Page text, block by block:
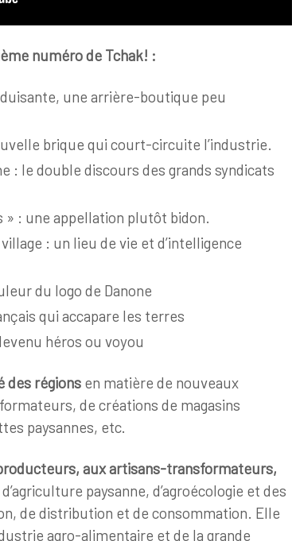
numéro de Tchak! :
une arrière-boutique peu
brique qui court-circuite l’industrie.
: le double discours des grands syndicats
» : une appellation plutôt bidon.
: un lieu de vie et d’intelligence
du logo de Danone
qui accapare les terres
héros ou voyou
des régions en matière de nouveaux
de créations de magasins
paysannes, etc.
aux artisans-transformateurs,
paysanne, d’agroécologie et des
de distribution et de consommation. Elle
agro-alimentaire et de la grande